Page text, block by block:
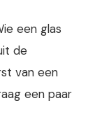
een glas
de
van een
een paar